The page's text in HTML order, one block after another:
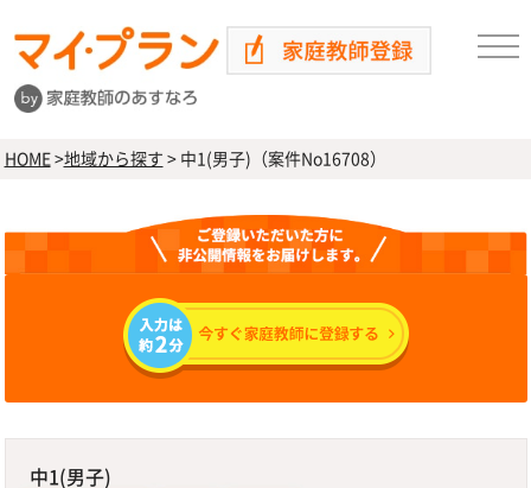
HOME>地域から探す >中1(男子)（案件No16708）
中1(男子)